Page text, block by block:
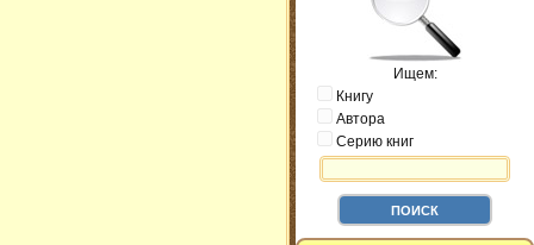
Ищем:
Книгу
Автора
Серию книг